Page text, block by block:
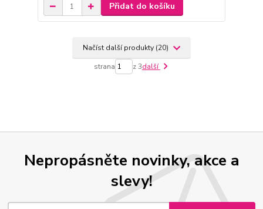
Přidat do košíku
Načíst další produkty (20)
strana z 3další
Nepropásněte novinky, akce a
slevy!